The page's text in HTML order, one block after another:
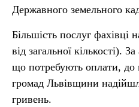
Державного земельного
Більшість послуг фахівці
від загальної кількості).
що потребують оплати, до
громад Львівщини
гривень.